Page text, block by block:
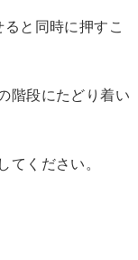
と同時に押すこ
階段にたどり着い
てください。